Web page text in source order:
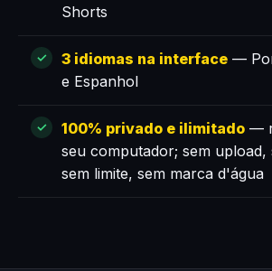
Shorts
3 idiomas na interface —
e Espanhol
100% privado e ilimitado —
seu computador; sem upload,
sem limite, sem marca d'água